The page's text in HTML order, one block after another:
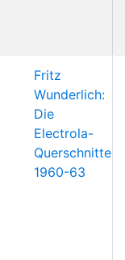
Fritz
Wunderlich:
Die
Electrola-
Querschnitte
1960-63